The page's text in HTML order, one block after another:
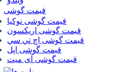
قیمت گوشی
قیمت گوشی نوكيا
قیمت گوشی اريكسون
قیمت گوشی اچ تي سي
قیمت گوشی اپل
قیمت گوشی آی میت